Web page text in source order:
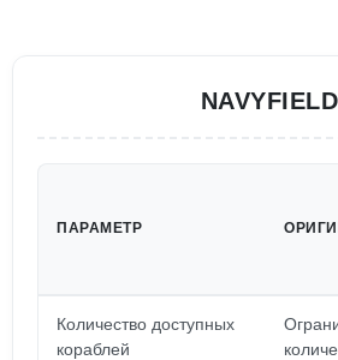
NAVYFIELD
ПАРАМЕТР
Количество доступных
кораблей